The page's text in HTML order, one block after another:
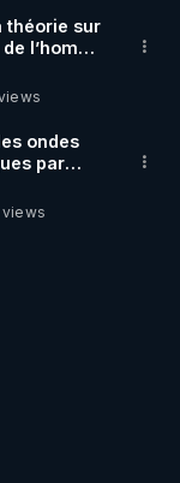
théorie sur
l’homme
de
ondes
par
Bart de
views